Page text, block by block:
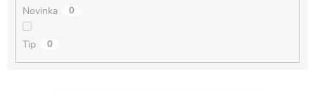
Novinka 0
Tip 0